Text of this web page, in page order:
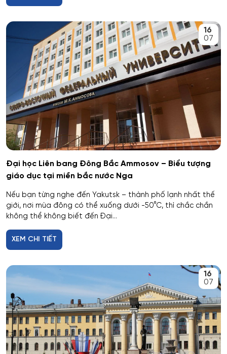
Hoạt động văn hóa - xã hội
Hàng không dẫn đường và kiểm soát không lưu
Hành chính công
Hóa dược
Hóa dầu và công nghệ sinh học
Hóa học
Hóa học cơ bản và ứng dụng
Hóa học, Vật lý và Cơ học Vật liệu
Hóa nông và khoa học đất nông nghiệp
Hóa sinh y học
Hải quan
Hệ thống an ninh thông tin – phân tích
Hệ thống chấp hành hàng không - vũ trụ
Hệ thống cơ điện đặc biệt
16
07
Đại học Liên bang Đông Bắc Ammosov – Biểu tượng
giáo dục tại miền bắc nước Nga
Nếu bạn từng nghe đến Yakutsk – thành phố lạnh nhất thế
giới, nơi mùa đông có thể xuống dưới -50°C, thì chắc chắn
không thể không biết đến Đại...
XEM CHI TIẾT
16
07